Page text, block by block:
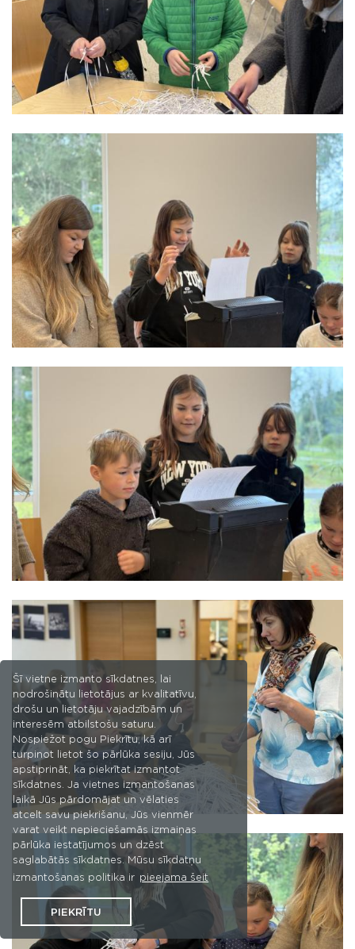
Šī vietne izmanto sīkdatnes, lai
nodrošinātu lietotājus ar kvalitatīvu,
drošu un lietotāju vajadzībām un
interesēm atbilstošu saturu.
Nospiežot pogu Piekrītu, kā arī
turpinot lietot šo pārlūka sesiju, Jūs
apstiprināt, ka piekrītat izmantot
sīkdatnes. Ja vietnes izmantošanas
laikā Jūs pārdomājat un vēlaties
atcelt savu piekrišanu, Jūs vienmēr
varat veikt nepieciešamās izmaiņas
pārlūka iestatījumos un dzēst
saglabātās sīkdatnes. Mūsu sīkdatņu
izmantošanas politika ir pieejama šeit
PIEKRĪTU